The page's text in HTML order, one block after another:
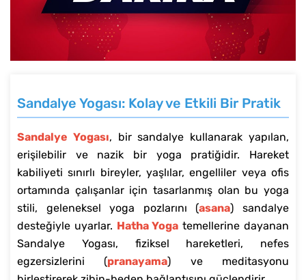
Sandalye Yogası: Kolay ve Etkili Bir Pratik
Sandalye Yogası, bir sandalye kullanarak yapılan,
erişilebilir ve nazik bir yoga pratiğidir. Hareket
kabiliyeti sınırlı bireyler, yaşlılar, engelliler veya ofis
ortamında çalışanlar için tasarlanmış olan bu yoga
stili, geleneksel yoga pozlarını (asana) sandalye
desteğiyle uyarlar. Hatha Yoga temellerine dayanan
Sandalye Yogası, fiziksel hareketleri, nefes
egzersizlerini (pranayama) ve meditasyonu